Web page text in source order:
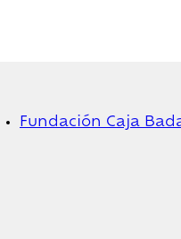
Fundación Caja